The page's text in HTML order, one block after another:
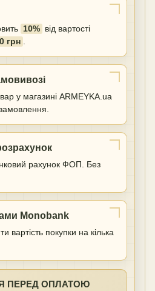
10% від вартості
грн
у магазині ARMEYKA.ua
рахунок ФОП. Без
Monobank
вартість покупки на кілька
ПЕРЕД ОПЛАТОЮ